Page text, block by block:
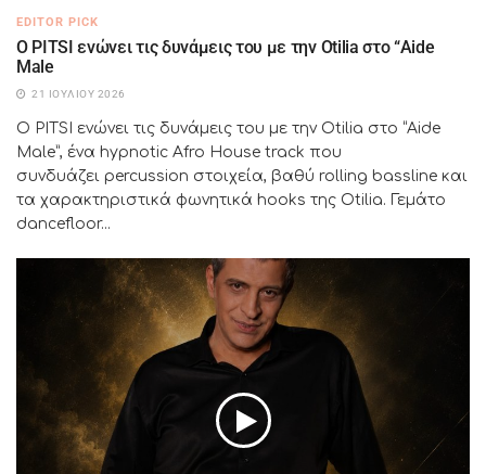
EDITOR PICK
Ο PITSI ενώνει τις δυνάμεις του με την Otilia στο “Aide
Male
21 ΙΟΥΛΊΟΥ 2026
Ο PITSI ενώνει τις δυνάμεις του με την Otilia στο “Aide
Male”, ένα hypnotic Afro House track που
συνδυάζει percussion στοιχεία, βαθύ rolling bassline και
τα χαρακτηριστικά φωνητικά hooks της Otilia. Γεμάτο
dancefloor...